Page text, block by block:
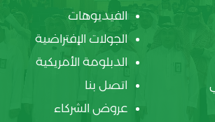
الفيديوهات
الجولات الإفتراضية
الدبلومة الأمريكية
اتصل بنا
عروض الشركاء